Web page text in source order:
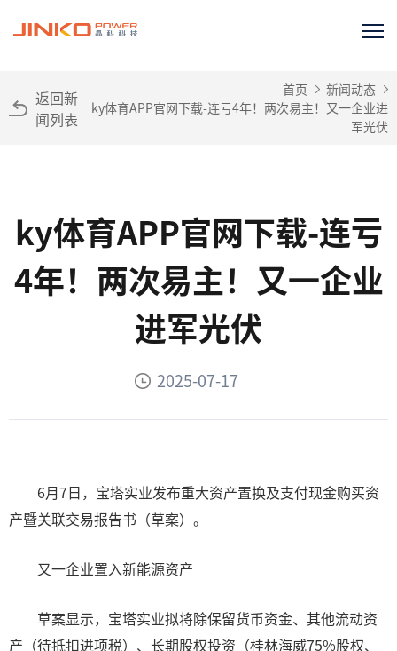
返回新
闻列表
首页
新闻动态
ky体育APP官网下载-连亏4年！两次易主！又一企业进
军光伏
ky体育APP官网下载-连亏
4年！两次易主！又一企业
进军光伏
2025-07-17
6月7日，宝塔实业发布重大资产置换及支付现金购买资
产暨关联交易报告书（草案）。
又一企业置入新能源资产
草案显示，宝塔实业拟将除保留货币资金、其他流动资
产（待抵扣进项税）、长期股权投资（桂林海威75%股权、